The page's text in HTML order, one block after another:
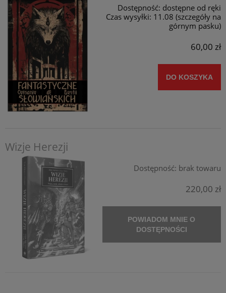
Dostępność: dostępne od ręki
Czas wysyłki: 11.08 (szczegóły na
górnym pasku)
60,00 zł
DO KOSZYKA
Wizje Herezji
Dostępność: brak towaru
220,00 zł
POWIADOM MNIE O
DOSTĘPNOŚCI